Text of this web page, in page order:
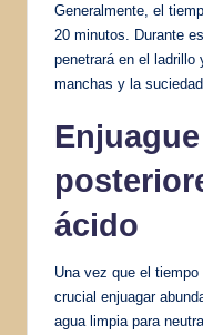
Generalmente, el
20 minutos. Durante
penetrará en el ladrillo
manchas y la
ácido
Una vez que el
crucial enjuagar
agua limpia para